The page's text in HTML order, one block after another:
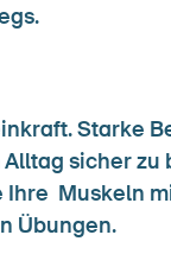
Starke
sicher zu
Ihre Muskeln
Übungen.